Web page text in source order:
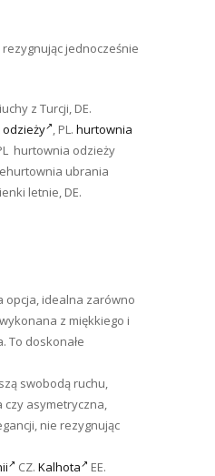
jednocześnie
z Turcji, DE.
, PL. hurtownia
hurtownia odzieży
ehurtownia ubrania
letnie, DE.
opcja, idealna zarówno
z miękkiego i
To doskonałe
swobodą ruchu,
czy asymetryczna,
nie rezygnując
CZ. Kalhota
EE.